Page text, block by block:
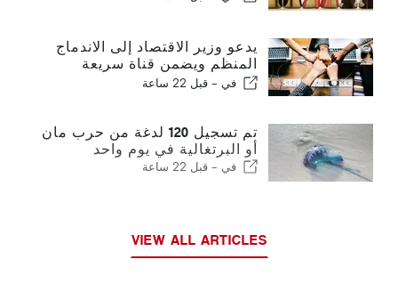
يدعو وزير الاقتصاد إلى الاندماج
المنظم ويضمن قناة سريعة
للمهاجرين
في - قبل 22 ساعة
تم تسجيل 120 لدغة من حرب مان
أو البرتغالية في يوم واحد
في - قبل 22 ساعة
VIEW ALL ARTICLES